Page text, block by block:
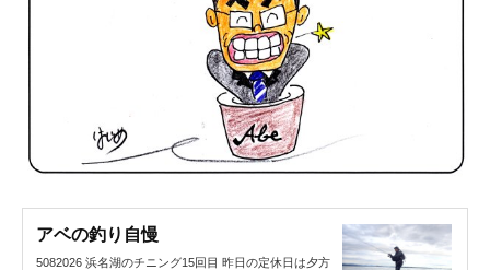
アベの釣り自慢
5082026 浜名湖のチニング15回目 昨日の定休日は夕方